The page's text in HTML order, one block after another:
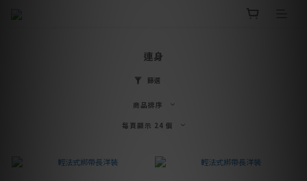
連身
篩選
商品排序
每頁顯示 24 個